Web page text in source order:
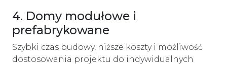
4. Domy modułowe i
prefabrykowane
Szybki czas budowy, niższe koszty i możliwość
dostosowania projektu do indywidualnych